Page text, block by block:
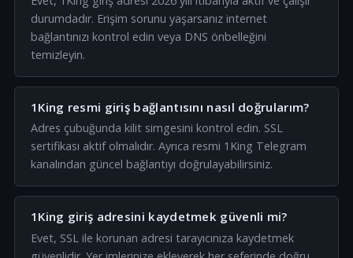
durumdadır. Erişim sorunu yaşarsanız internet
bağlantınızı kontrol edin veya DNS önbelleğini
temizleyin.
1King resmi giriş bağlantısını nasıl doğrularım?
Adres çubuğunda kilit simgesini kontrol edin. SSL
sertifikası aktif olmalıdır. Ayrıca resmi 1King Telegram
kanalından güncel bağlantıyı doğrulayabilirsiniz.
1King giriş adresini kaydetmek güvenli mi?
Evet, SSL ile korunan adresi tarayıcınıza kaydetmek